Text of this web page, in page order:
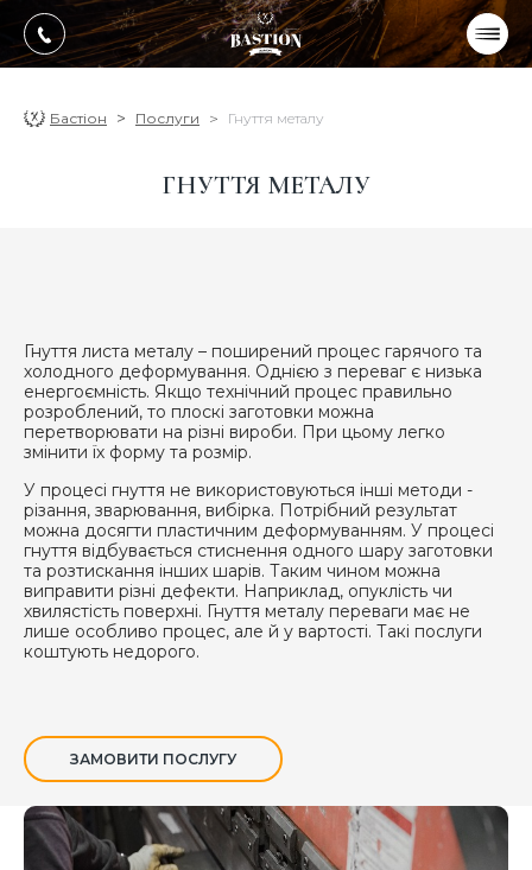
ПРОДУКЦІЯ
ПОСЛУГИ
Блог
Контакти
Бастіон Послуги Гнуття металу
ГНУТТЯ МЕТАЛУ
Гнуття листа металу – поширений процес гарячого та
холодного деформування. Однією з переваг є низька
енергоємність. Якщо технічний процес правильно
розроблений, то плоскі заготовки можна
перетворювати на різні вироби. При цьому легко
змінити їх форму та розмір.
У процесі гнуття не використовуються інші методи -
різання, зварювання, вибірка. Потрібний результат
можна досягти пластичним деформуванням. У процесі
гнуття відбувається стиснення одного шару заготовки
та розтискання інших шарів. Таким чином можна
виправити різні дефекти. Наприклад, опуклість чи
хвилястість поверхні. Гнуття металу переваги має не
лише особливо процес, але й у вартості. Такі послуги
коштують недорого.
ЗАМОВИТИ ПОСЛУГУ